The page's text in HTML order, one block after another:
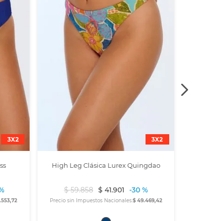
3X2 3X2
High Leg Clásica Lurex Quingdao
$ 59.858 $ 41.901 -30 %
Precio sin Impuestos Nacionales:$ 49.469,42